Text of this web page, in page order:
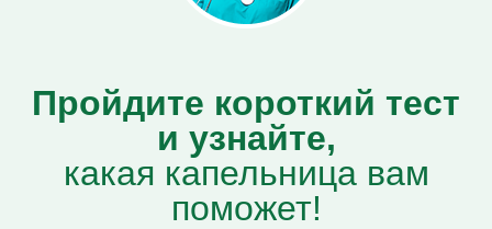
Пройдите короткий тест
и узнайте,
какая капельница вам
поможет!